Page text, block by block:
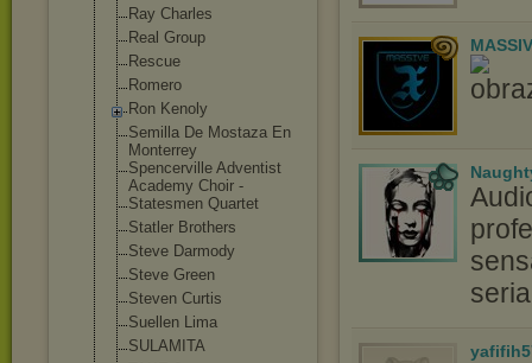
Ray Charles
Real Group
Rescue
Romero
Ron Kenoly
Semilla De Mostaza En
Monterrey
Spencerville Adventist
Academy Choir -
Statesmen Quartet
Statler Brothers
Steve Darmody
Steve Green
Steven Curtis
Suellen Lima
SULAMITA